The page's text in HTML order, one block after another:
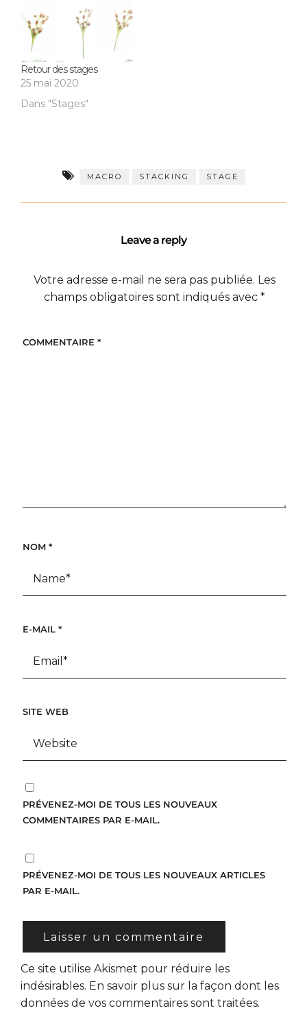
Retour des stages
25 mai 2020
Dans "Stages"
MACRO STACKING STAGE
Leave a reply
Votre adresse e-mail ne sera pas publiée. Les
champs obligatoires sont indiqués avec *
COMMENTAIRE *
NOM *
E-MAIL *
SITE WEB
PRÉVENEZ-MOI DE TOUS LES NOUVEAUX
COMMENTAIRES PAR E-MAIL.
PRÉVENEZ-MOI DE TOUS LES NOUVEAUX ARTICLES
PAR E-MAIL.
Ce site utilise Akismet pour réduire les
indésirables. En savoir plus sur la façon dont les
données de vos commentaires sont traitées.